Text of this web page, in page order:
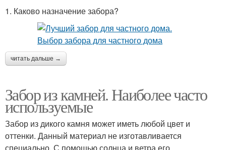
1. Каково назначение забора?
читать дальше →
Забор из камней. Наиболее часто
используемые
Забор из дикого камня может иметь любой цвет и
оттенки. Данный материал не изготавливается